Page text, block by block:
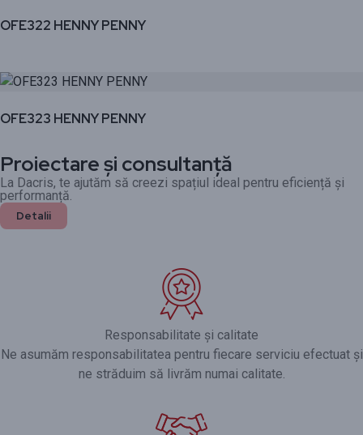
OFE322 HENNY PENNY
OFE323 HENNY PENNY
Proiectare și consultanță
La Dacris, te ajutăm să creezi spațiul ideal pentru eficiență și
performanță.
Detalii
Responsabilitate și calitate
Ne asumăm responsabilitatea pentru fiecare serviciu efectuat și
ne străduim să livrăm numai calitate.